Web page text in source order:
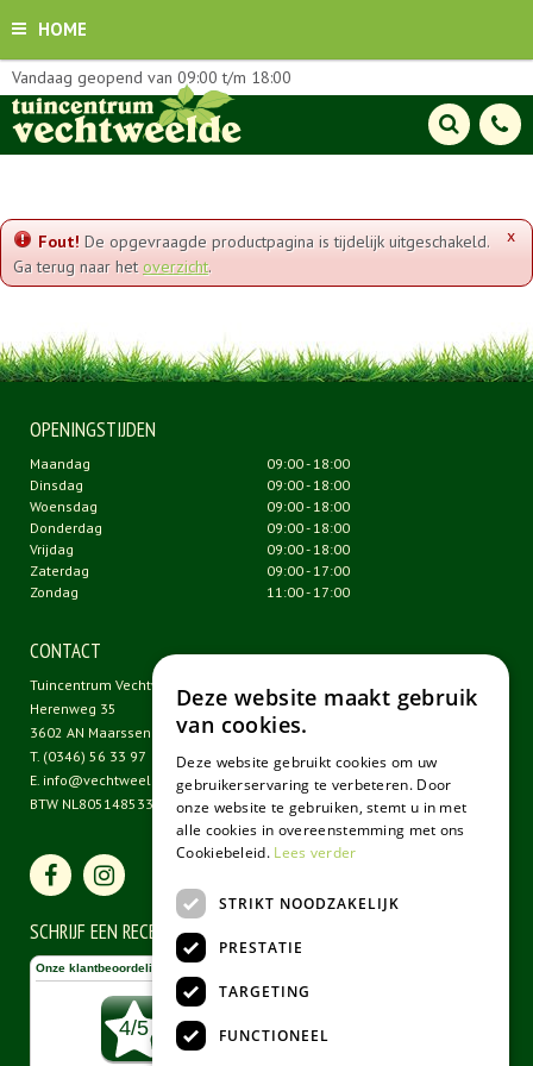
HOME
Vandaag geopend van 09:00 t/m 18:00
x
Fout! De opgevraagde productpagina is tijdelijk uitgeschakeld.
Ga terug naar het overzicht.
OPENINGSTIJDEN
Maandag
09:00 - 18:00
Dinsdag
09:00 - 18:00
Woensdag
09:00 - 18:00
Donderdag
09:00 - 18:00
Vrijdag
09:00 - 18:00
Zaterdag
09:00 - 17:00
Zondag
11:00 - 17:00
CONTACT
Tuincentrum Vechtweelde
Herenweg 35
3602 AN Maarssen
T. (0346) 56 33 97
E. info@vechtweelde.nl
BTW NL805148533B01
SCHRIJF EEN RECENSIE
Deze website maakt gebruik
van cookies.
Deze website gebruikt cookies om uw
gebruikerservaring te verbeteren. Door
onze website te gebruiken, stemt u in met
alle cookies in overeenstemming met ons
Cookiebeleid. Lees verder
STRIKT NOODZAKELIJK
PRESTATIE
TARGETING
FUNCTIONEEL